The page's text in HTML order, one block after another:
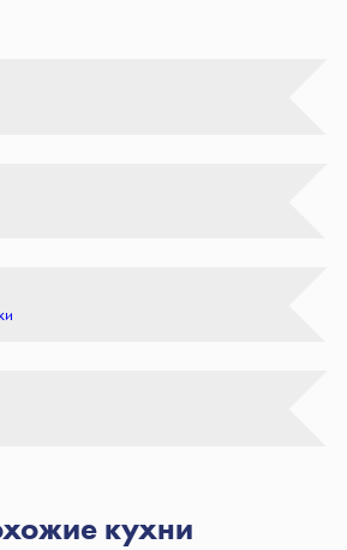
кухни